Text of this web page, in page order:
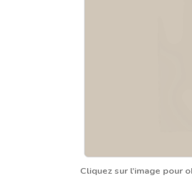
Cliquez sur l’image